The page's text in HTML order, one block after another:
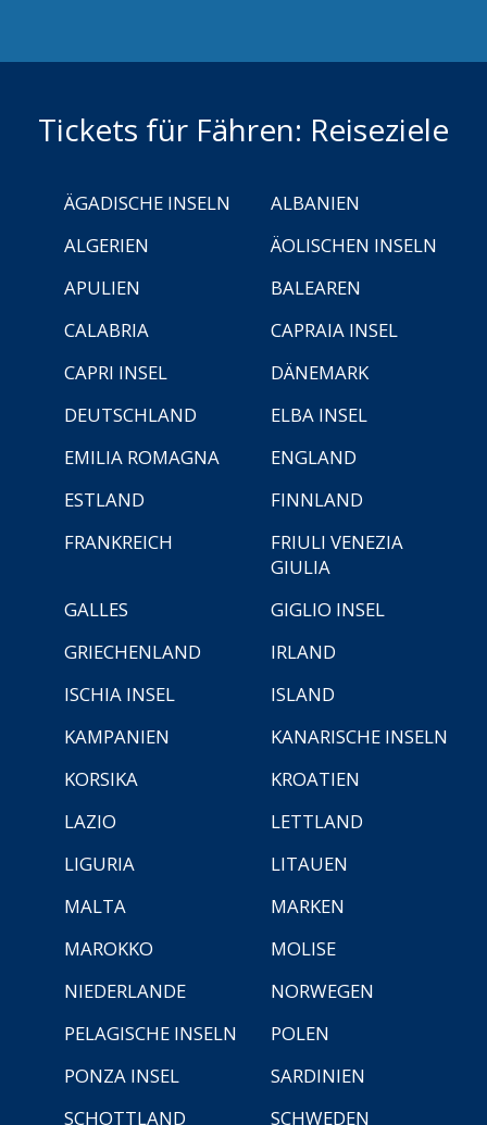
Tickets für Fähren: Reiseziele
ÄGADISCHE INSELN
ALBANIEN
ALGERIEN
ÄOLISCHEN INSELN
APULIEN
BALEAREN
CALABRIA
CAPRAIA INSEL
CAPRI INSEL
DÄNEMARK
DEUTSCHLAND
ELBA INSEL
EMILIA ROMAGNA
ENGLAND
ESTLAND
FINNLAND
FRANKREICH
FRIULI VENEZIA
GIULIA
GALLES
GIGLIO INSEL
GRIECHENLAND
IRLAND
ISCHIA INSEL
ISLAND
KAMPANIEN
KANARISCHE INSELN
KORSIKA
KROATIEN
LAZIO
LETTLAND
LIGURIA
LITAUEN
MALTA
MARKEN
MAROKKO
MOLISE
NIEDERLANDE
NORWEGEN
PELAGISCHE INSELN
POLEN
PONZA INSEL
SARDINIEN
SCHOTTLAND
SCHWEDEN